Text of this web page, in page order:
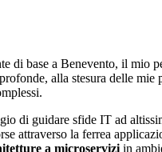
di base a Benevento, il
alla stesura delle
di guidare sfide IT ad
attraverso la ferrea
a microservizi in